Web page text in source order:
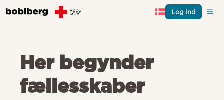
Log ind
Her begynder
fællesskaber